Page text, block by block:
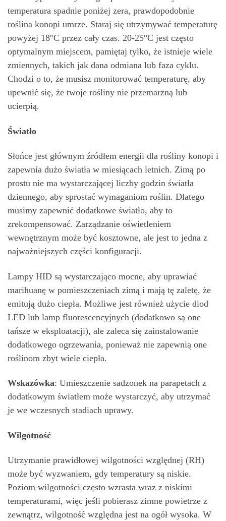
temperatura spadnie poniżej zera, prawdopodobnie
roślina konopi umrze. Staraj się utrzymywać temperaturę
powyżej 18°C przez cały czas. 20-25°C jest często
optymalnym miejscem, pamiętaj tylko, że istnieje wiele
zmiennych, takich jak dana odmiana lub faza cyklu.
Chodzi o to, że musisz monitorować temperaturę, aby
upewnić się, że twoje rośliny nie przemarzną lub
ucierpią.
Światło
Słońce jest głównym źródłem energii dla rośliny konopi i
zapewnia dużo światła w miesiącach letnich. Zimą po
prostu nie ma wystarczającej liczby godzin światła
dziennego, aby sprostać wymaganiom roślin. Dlatego
musimy zapewnić dodatkowe światło, aby to
zrekompensować. Zarządzanie oświetleniem
wewnętrznym może być kosztowne, ale jest to jedna z
najważniejszych części konfiguracji.
Lampy HID są wystarczająco mocne, aby uprawiać
marihuanę w pomieszczeniach zimą i mają tę zaletę, że
emitują dużo ciepła. Możliwe jest również użycie diod
LED lub lamp fluorescencyjnych (dodatkowo są one
tańsze w eksploatacji), ale zaleca się zainstalowanie
dodatkowego ogrzewania, ponieważ nie zapewnią one
roślinom zbyt wiele ciepła.
Wskazówka: Umieszczenie sadzonek na parapetach z
dodatkowym światłem może wystarczyć, aby utrzymać
je we wczesnych stadiach uprawy.
Wilgotność
Utrzymanie prawidłowej wilgotności względnej (RH)
może być wyzwaniem, gdy temperatury są niskie.
Poziom wilgotności często wzrasta wraz z niskimi
temperaturami, więc jeśli pobierasz zimne powietrze z
zewnątrz, wilgotność względna jest na ogół wysoka. W